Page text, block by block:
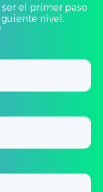
el primer paso
nivel.